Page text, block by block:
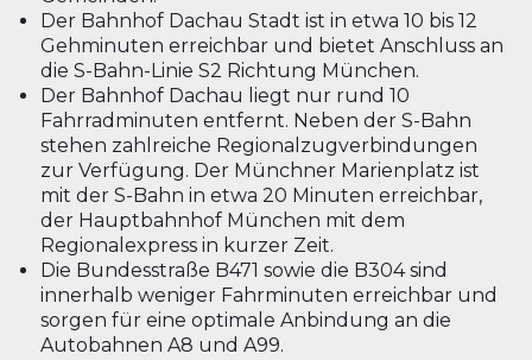
Der Bahnhof Dachau Stadt ist in etwa 10 bis 12
Gehminuten erreichbar und bietet Anschluss an
die S-Bahn-Linie S2 Richtung München.
Der Bahnhof Dachau liegt nur rund 10
Fahrradminuten entfernt. Neben der S-Bahn
stehen zahlreiche Regionalzugverbindungen
zur Verfügung. Der Münchner Marienplatz ist
mit der S-Bahn in etwa 20 Minuten erreichbar,
der Hauptbahnhof München mit dem
Regionalexpress in kurzer Zeit.
Die Bundesstraße B471 sowie die B304 sind
innerhalb weniger Fahrminuten erreichbar und
sorgen für eine optimale Anbindung an die
Autobahnen A8 und A99.